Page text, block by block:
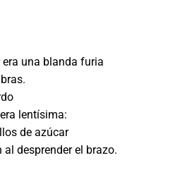
era una blanda furia
lentísima:
de azúcar
desprender el brazo.